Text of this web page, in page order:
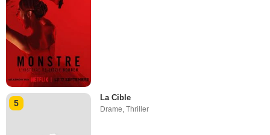
5
La Cible
Drame ,Thriller